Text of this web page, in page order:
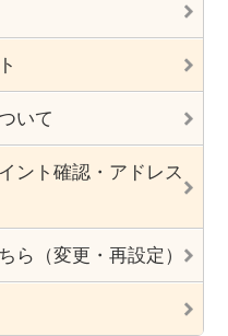
いて
ント確認・アドレス
ら（変更・再設定）